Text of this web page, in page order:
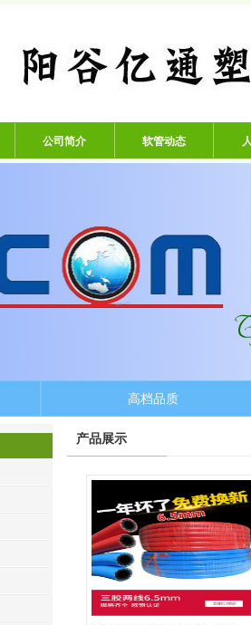
限公司 - 专业生
公司简介 软管动态
高档品质
产品展示